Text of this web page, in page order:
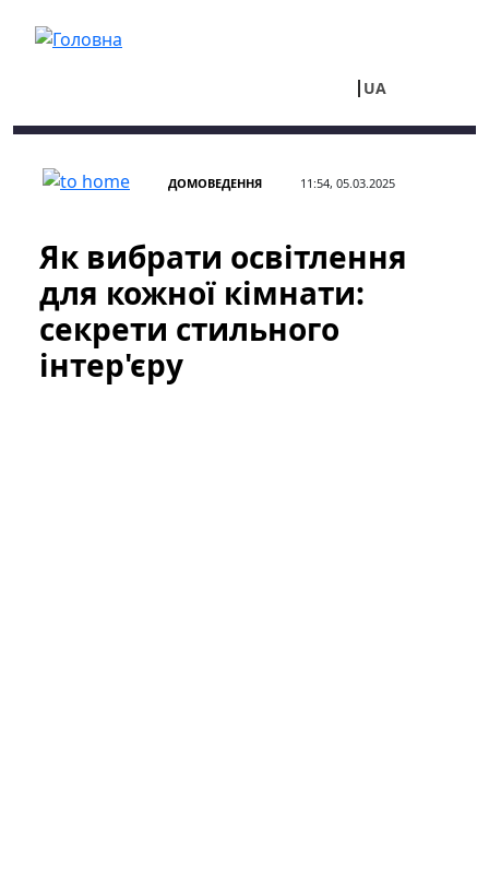
UA
ДОМОВЕДЕННЯ 11:54, 05.03.2025
Як вибрати освітлення
для кожної кімнати:
секрети стильного
інтер'єру